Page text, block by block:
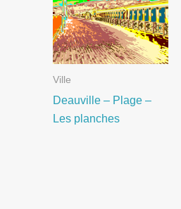
Ville
Deauville – Plage –
Les planches